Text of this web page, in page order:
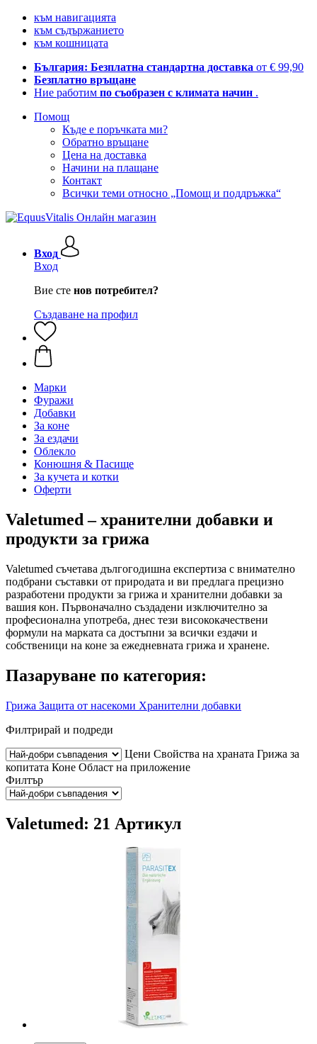
към навигацията
към съдържанието
към кошницата
България: Безплатна стандартна доставка от € 99,90
Безплатно връщане
Ние работим по съобразен с климата начин .
Помощ
Къде е поръчката ми?
Обратно връщане
Цена на доставка
Начини на плащане
Контакт
Всички теми относно „Помощ и поддръжка“
Вход
Вход
Вие сте нов потребител?
Създаване на профил
Марки
Фуражи
Добавки
За коне
За ездачи
Облекло
Конюшня & Пасище
За кучета и котки
Оферти
Valetumed – хранителни добавки и
продукти за грижа
Valetumed съчетава дългогодишна експертиза с внимателно
подбрани съставки от природата и ви предлага прецизно
разработени продукти за грижа и хранителни добавки за
вашия кон. Първоначално създадени изключително за
професионална употреба, днес тези висококачествени
формули на марката са достъпни за всички ездачи и
собственици на коне за ежедневната грижа и хранене.
Пазаруване по категория:
Грижа Защита от насекоми Хранителни добавки
Филтрирай и подреди
Цени Свойства на храната Грижа за
копитата Коне Област на приложение
Филтър
Valetumed: 21 Артикул